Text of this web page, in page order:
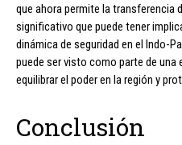
que ahora permite la transferencia
significativo que puede tener
dinámica de seguridad en el Indo-
puede ser visto como parte de una
equilibrar el poder en la región y
Conclusión